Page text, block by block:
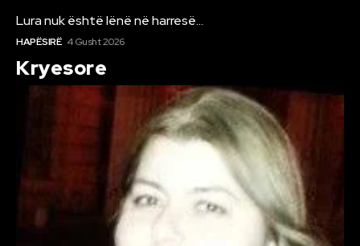
Lura nuk është lënë në harresë…
HAPËSIRË 4 Gusht 2026
Kryesore